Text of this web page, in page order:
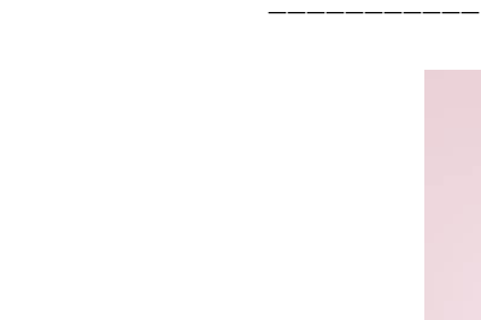
———————————